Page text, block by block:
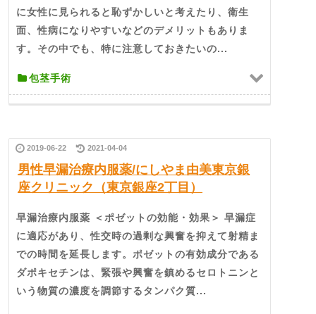
に女性に見られると恥ずかしいと考えたり、衛生
面、性病になりやすいなどのデメリットもありま
す。その中でも、特に注意しておきたいの...
包茎手術
2019-06-22 2021-04-04
男性早漏治療内服薬/にしやま由美東京銀
座クリニック（東京銀座2丁目）
早漏治療内服薬 ＜ポゼットの効能・効果＞ 早漏症
に適応があり、性交時の過剰な興奮を抑えて射精ま
での時間を延長します。ポゼットの有効成分である
ダポキセチンは、緊張や興奮を鎮めるセロトニンと
いう物質の濃度を調節するタンパク質...